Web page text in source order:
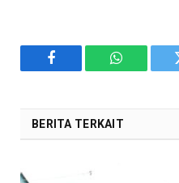
Facebook WhatsApp
BERITA TERKAIT